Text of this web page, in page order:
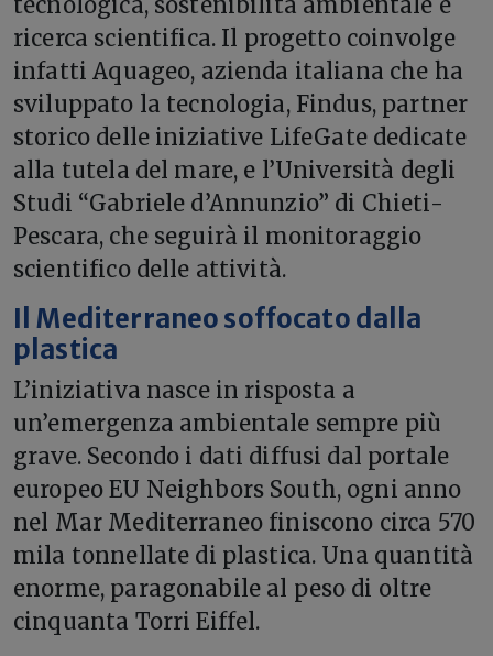
ricerca scientifica. Il progetto coinvolge
infatti Aquageo, azienda italiana che ha
sviluppato la tecnologia, Findus, partner
storico delle iniziative LifeGate dedicate
alla tutela del mare, e l’Università degli
Studi “Gabriele d’Annunzio” di Chieti-
Pescara, che seguirà il monitoraggio
scientifico delle attività.
Il Mediterraneo soffocato dalla
plastica
L’iniziativa nasce in risposta a
un’emergenza ambientale sempre più
grave. Secondo i dati diffusi dal portale
europeo EU Neighbors South, ogni anno
nel Mar Mediterraneo finiscono circa 570
mila tonnellate di plastica. Una quantità
enorme, paragonabile al peso di oltre
cinquanta Torri Eiffel.